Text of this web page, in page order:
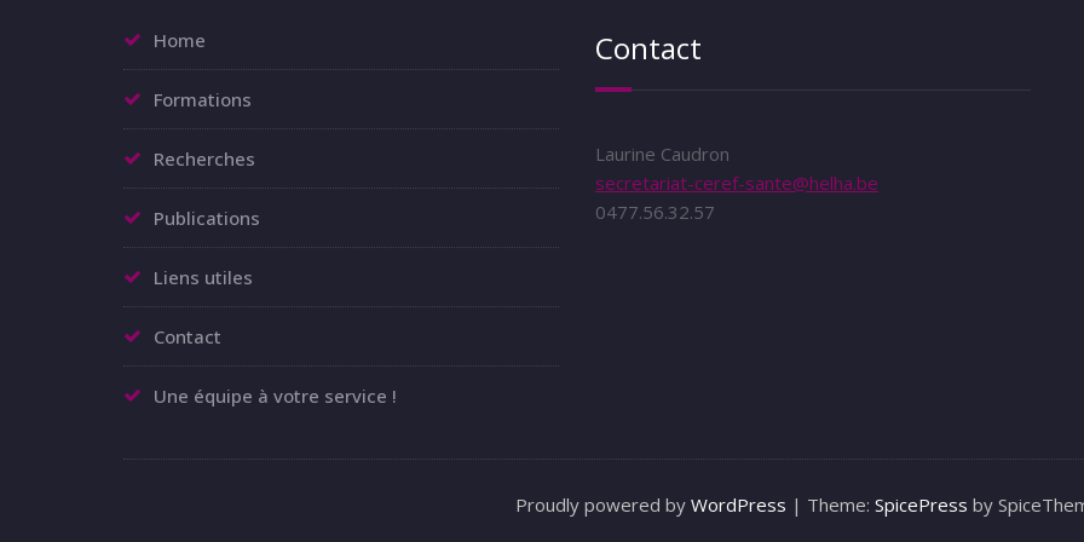
Home
Formations
Recherches
Publications
Liens utiles
Contact
Une équipe à votre service !
Contact
Laurine Caudron
secretariat-ceref-sante@helha.be
0477.56.32.57
Proudly powered by WordPress | Theme: SpicePress by